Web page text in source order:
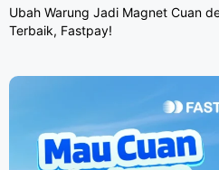
Ubah Warung Jadi Magnet Cuan
Terbaik, Fastpay!